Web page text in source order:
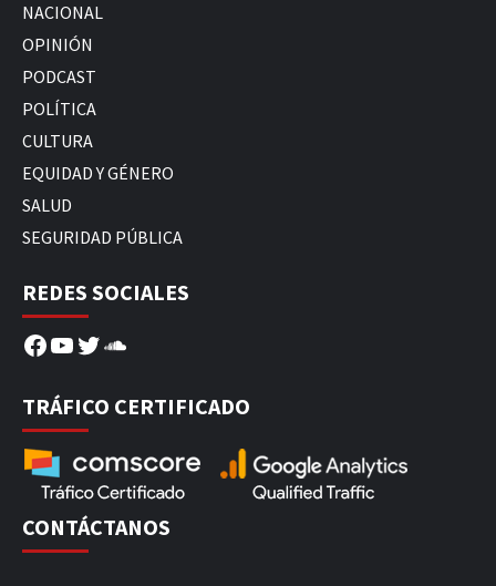
NACIONAL
OPINIÓN
PODCAST
POLÍTICA
CULTURA
EQUIDAD Y GÉNERO
SALUD
SEGURIDAD PÚBLICA
REDES SOCIALES
Facebook
YouTube
Twitter
SoundCloud
TRÁFICO CERTIFICADO
CONTÁCTANOS